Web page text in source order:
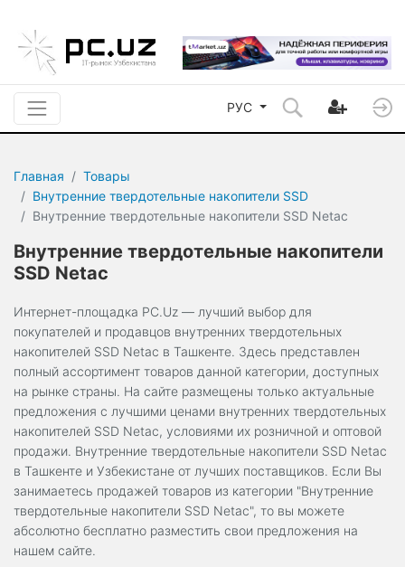
РУС
Главная
Товары
Внутренние твердотельные накопители SSD
Внутренние твердотельные накопители SSD Netac
Внутренние твердотельные накопители
SSD Netac
Интернет-площадка PC.Uz — лучший выбор для
покупателей и продавцов внутренних твердотельных
накопителей SSD Netac в Ташкенте. Здесь представлен
полный ассортимент товаров данной категории, доступных
на рынке страны. На сайте размещены только актуальные
предложения с лучшими ценами внутренних твердотельных
накопителей SSD Netac, условиями их розничной и оптовой
продажи. Внутренние твердотельные накопители SSD Netac
в Ташкенте и Узбекистане от лучших поставщиков. Если Вы
занимаетесь продажей товаров из категории "Внутренние
твердотельные накопители SSD Netac", то вы можете
абсолютно бесплатно разместить свои предложения на
нашем сайте.